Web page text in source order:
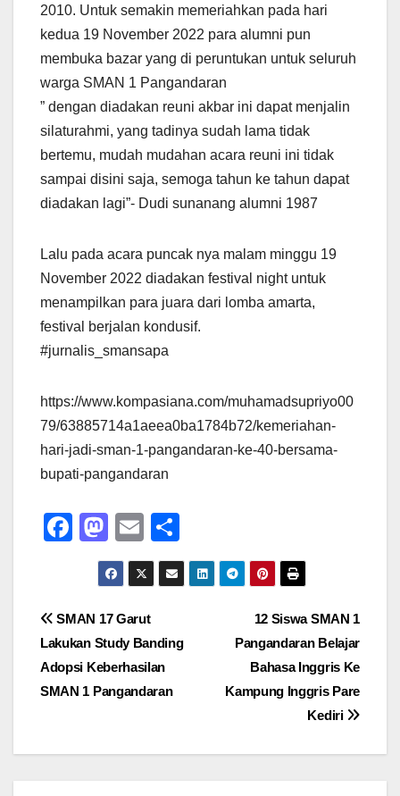
2010. Untuk semakin memeriahkan pada hari
kedua 19 November 2022 para alumni pun
membuka bazar yang di peruntukan untuk seluruh
warga SMAN 1 Pangandaran
” dengan diadakan reuni akbar ini dapat menjalin
silaturahmi, yang tadinya sudah lama tidak
bertemu, mudah mudahan acara reuni ini tidak
sampai disini saja, semoga tahun ke tahun dapat
diadakan lagi”- Dudi sunanang alumni 1987
Lalu pada acara puncak nya malam minggu 19
November 2022 diadakan festival night untuk
menampilkan para juara dari lomba amarta,
festival berjalan kondusif.
#jurnalis_smansapa
https://www.kompasiana.com/muhamadsupriyo00
79/63885714a1aeea0ba1784b72/kemeriahan-
hari-jadi-sman-1-pangandaran-ke-40-bersama-
bupati-pangandaran
F
e
b
o
o
M
a
st
o
d
o
n
E
m
ail
h
ar
Post
navigation
12 Siswa SMAN 1
Pangandaran Belajar
Bahasa Inggris Ke
Kampung Inggris Pare
Kediri
SMAN 17 Garut
Lakukan Study Banding
Adopsi Keberhasilan
SMAN 1 Pangandaran